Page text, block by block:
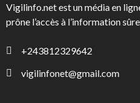
Vigilinfo.net est un média en
prône l’accès à l’information
+243812329642
vigilinfonet@gmail.com